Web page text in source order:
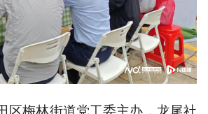
区梅林街道党工委主办，龙尾社